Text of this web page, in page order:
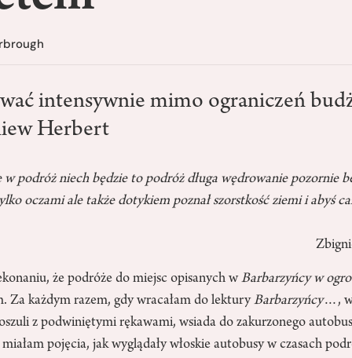
intensywnie mimo ograniczeń
Herbert
w podróż niech będzie to podróż długa wędrowanie pozornie
oczami ale także dotykiem poznał szorstkość ziemi i abyś
że podróże do miejsc opisanych wBarbarzyńcy w
Za każdym razem, gdy wracałam do lekturyBarbarzyńcy…,
z podwiniętymi rękawami, wsiada do zakurzonego
miałam pojęcia, jak wyglądały włoskie autobusy w czasach